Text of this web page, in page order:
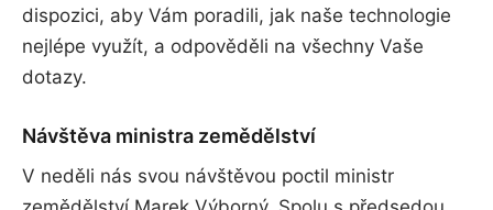
dispozici, aby Vám poradili, jak naše technologie
nejlépe využít, a odpověděli na všechny Vaše
dotazy.
Návštěva ministra zemědělství
V neděli nás svou návštěvou poctil ministr